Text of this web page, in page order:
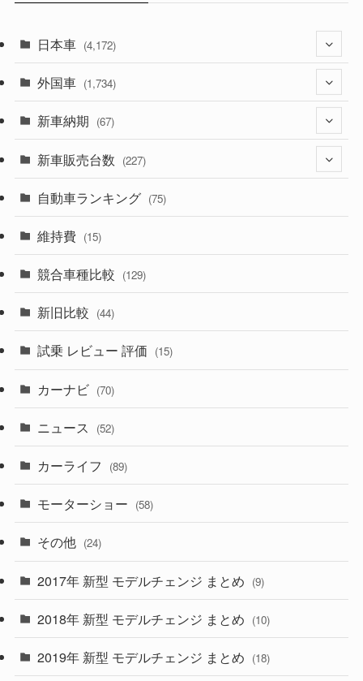
日本車 (4,172)
(1,321)
(329)
(357)
(328)
(194)
(230)
(253)
外国車 (1,734)
(242)
(85)
(84)
(14)
(222)
(50)
(43)
(6)
(9)
(4)
(30)
(27)
(58)
(28)
(27)
(26)
(33)
(10)
(35)
新車納期 (67)
(28)
(8)
(3)
(3)
(1)
新車販売台数 (227)
(21)
(5)
(7)
(5)
自動車ランキング (75)
維持費 (15)
競合車種比較 (129)
新旧比較 (44)
試乗 レビュー 評価 (15)
カーナビ (70)
ニュース (52)
カーライフ (89)
モーターショー (58)
その他 (24)
2017年 新型 モデルチェンジ まとめ (9)
2018年 新型 モデルチェンジ まとめ (10)
2019年 新型 モデルチェンジ まとめ (18)